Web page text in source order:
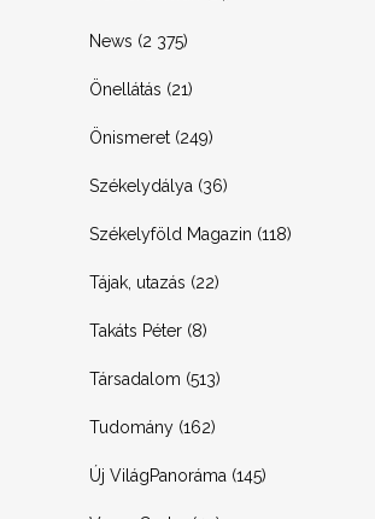
News (2 375)
Önellátás (21)
Önismeret (249)
Székelydálya (36)
Székelyföld Magazin (118)
Tájak, utazás (22)
Takáts Péter (8)
Társadalom (513)
Tudomány (162)
Új VilágPanoráma (145)